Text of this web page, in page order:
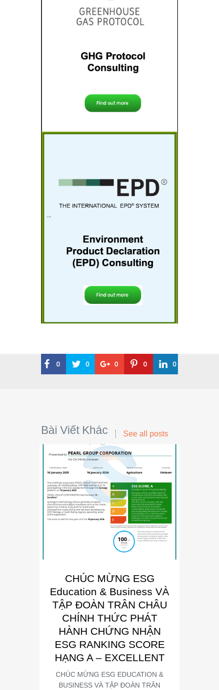
0 0 0 0 0
Bài Viết Khác See all posts
CHÚC MỪNG ESG
Education & Business VÀ
TẬP ĐOÀN TRÂN CHÂU
CHÍNH THỨC PHÁT
HÀNH CHỨNG NHẬN
ESG RANKING SCORE
HẠNG A – EXCELLENT
CHÚC MỪNG ESG EDUCATION &
BUSINESS VÀ TẬP ĐOÀN TRÂN